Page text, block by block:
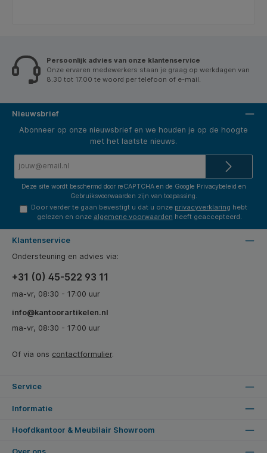
Persoonlijk advies van onze klantenservice
Onze ervaren medewerkers staan je graag op werkdagen van
8.30 tot 17.00 te woord per telefoon of e-mail.
Nieuwsbrief
Abonneer op onze nieuwsbrief en we houden je op de hoogte
met het laatste nieuws.
Deze site wordt beschermd door reCAPTCHA en de Google Privacybeleid en
Gebruiksvoorwaarden zijn van toepassing.
Door verder te gaan bevestigt u dat u onze privacyverklaring hebt
gelezen en onze algemene voorwaarden heeft geaccepteerd.
Klantenservice
Ondersteuning en advies via:
+31 (0) 45-522 93 11
ma-vr, 08:30 - 17:00 uur
info@kantoorartikelen.nl
ma-vr, 08:30 - 17:00 uur
Of via ons contactformulier.
Service
Informatie
Hoofdkantoor & Meubilair Showroom